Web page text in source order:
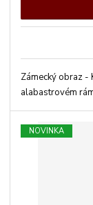
Zámecký obraz -
alabastrovém
NOVINKA